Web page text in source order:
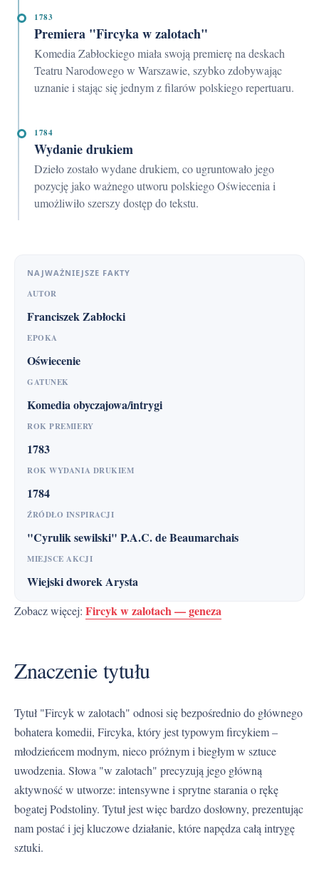
1783
Premiera "Fircyka w zalotach"
Komedia Zabłockiego miała swoją premierę na deskach
Teatru Narodowego w Warszawie, szybko zdobywając
uznanie i stając się jednym z filarów polskiego repertuaru.
1784
Wydanie drukiem
Dzieło zostało wydane drukiem, co ugruntowało jego
pozycję jako ważnego utworu polskiego Oświecenia i
umożliwiło szerszy dostęp do tekstu.
NAJWAŻNIEJSZE FAKTY
AUTOR
Franciszek Zabłocki
EPOKA
Oświecenie
GATUNEK
Komedia obyczajowa/intrygi
ROK PREMIERY
1783
ROK WYDANIA DRUKIEM
1784
ŹRÓDŁO INSPIRACJI
"Cyrulik sewilski" P.A.C. de Beaumarchais
MIEJSCE AKCJI
Wiejski dworek Arysta
Zobacz więcej: Fircyk w zalotach — geneza
Znaczenie tytułu
Tytuł "Fircyk w zalotach" odnosi się bezpośrednio do głównego
bohatera komedii, Fircyka, który jest typowym fircykiem –
młodzieńcem modnym, nieco próżnym i biegłym w sztuce
uwodzenia. Słowa "w zalotach" precyzują jego główną
aktywność w utworze: intensywne i sprytne starania o rękę
bogatej Podstoliny. Tytuł jest więc bardzo dosłowny, prezentując
nam postać i jej kluczowe działanie, które napędza całą intrygę
sztuki.